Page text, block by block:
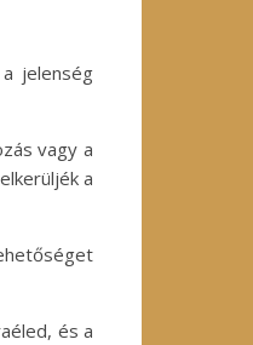
jelenség
vagy a
a
és a